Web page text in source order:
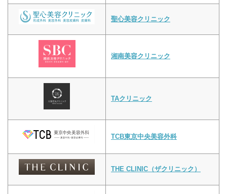
聖心美容クリニック
湘南美容クリニック
TAクリニック
TCB東京中央美容外科
THE CLINIC（ザクリニック）